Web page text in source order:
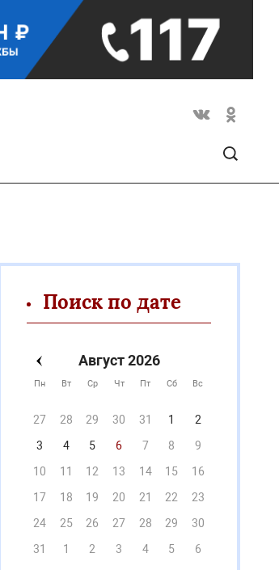
Поиск по дате
Август 2026
Пн Вт Ср Чт Пт Сб Вс
27 28 29 30 31 1
2
3
4 5 6 7 8
9
10
11 12 13 14 15
16
17
18 19 20 21 22
23
24
25 26 27 28 29
30
31
1 2 3 4 5 6